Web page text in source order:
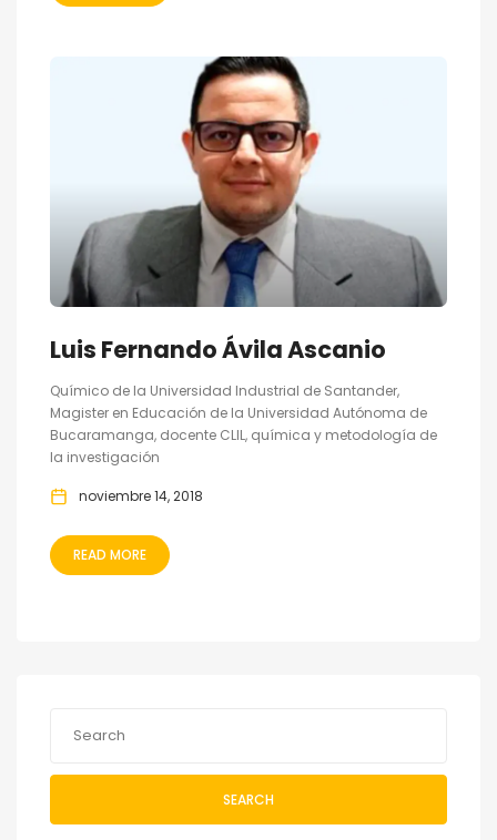
Luis Fernando Ávila Ascanio
Químico de la Universidad Industrial de Santander,
Magister en Educación de la Universidad Autónoma de
Bucaramanga, docente CLIL, química y metodología de
la investigación
noviembre 14, 2018
READ MORE
SEARCH